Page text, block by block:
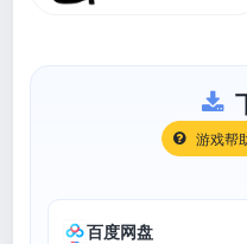
游戏帮
百度网盘